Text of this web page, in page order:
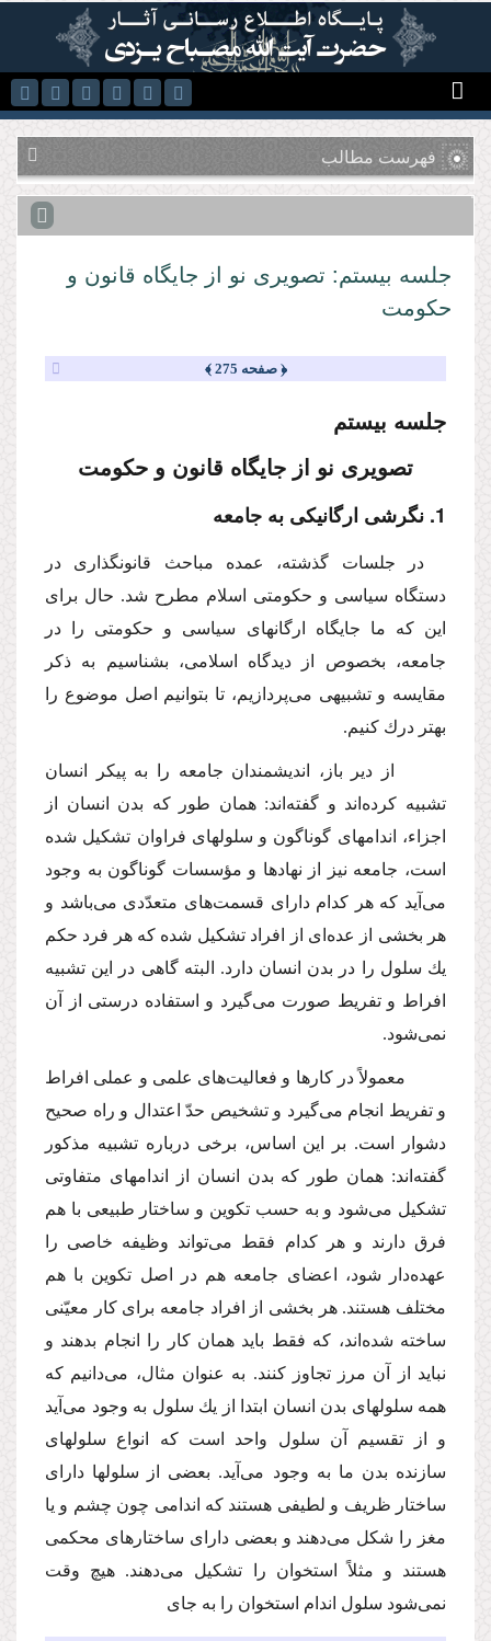
رفتن به محتوای اصلی
فهرست مطالب
جلسه بیستم: تصویرى نو از جایگاه قانون و
حكومت
﴿ صفحه 275 ﴾
جلسه بیستم
تصویرى نو از جایگاه قانون و حكومت
1. نگرشى ارگانیكى به جامعه
در جلسات گذشته، عمده مباحث قانونگذارى در
دستگاه سیاسى و حكومتى اسلام مطرح شد. حال براى
این كه ما جایگاه ارگانهاى سیاسى و حكومتى را در
جامعه، بخصوص از دیدگاه اسلامى، بشناسیم به ذكر
مقایسه و تشبیهى مى‌پردازیم، تا بتوانیم اصل موضوع را
بهتر درك كنیم.
از دیر باز، اندیشمندان جامعه را به پیكر انسان
تشبیه كرده‌اند و گفته‌اند: همان طور كه بدن انسان از
اجزاء، اندامهاى گوناگون و سلولهاى فراوان تشكیل شده
است، جامعه نیز از نهادها و مؤسسات گوناگون به وجود
مى‌آید كه هر كدام داراى قسمت‌هاى متعدّدى مى‌باشد و
هر بخشى از عده‌اى از افراد تشكیل شده كه هر فرد حكم
یك سلول را در بدن انسان دارد. البته گاهى در این تشبیه
افراط و تفریط صورت مى‌گیرد و استفاده درستى از آن
نمى‌شود.
معمولاً در كارها و فعالیت‌هاى علمى و عملى افراط
و تفریط انجام مى‌گیرد و تشخیص حدّ اعتدال و راه صحیح
دشوار است. بر این اساس، برخى درباره تشبیه مذكور
گفته‌اند: همان طور كه بدن انسان از اندامهاى متفاوتى
تشكیل مى‌شود و به حسب تكوین و ساختار طبیعى با هم
فرق دارند و هر كدام فقط مى‌تواند وظیفه خاصى را
عهده‌دار شود، اعضاى جامعه هم در اصل تكوین با هم
مختلف هستند. هر بخشى از افراد جامعه براى كار معیّنى
ساخته شده‌اند، كه فقط باید همان كار را انجام بدهند و
نباید از آن مرز تجاوز كنند. به عنوان مثال، مى‌دانیم كه
همه سلولهاى بدن انسان ابتدا از یك سلول به وجود مى‌آید
و از تقسیم آن سلول واحد است كه انواع سلولهاى
سازنده بدن ما به وجود مى‌آید. بعضى از سلولها داراى
ساختار ظریف و لطیفى هستند كه اندامى چون چشم و یا
مغز را شكل مى‌دهند و بعضى داراى ساختارهاى محكمى
هستند و مثلاً استخوان را تشكیل مى‌دهند. هیچ وقت
نمى‌شود سلول اندام استخوان را به جاى